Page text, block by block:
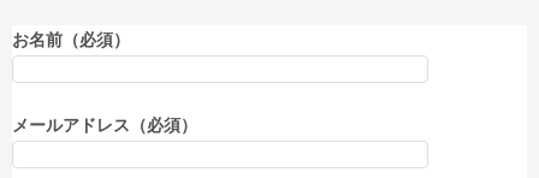
お名前（必須）
メールアドレス（必須）